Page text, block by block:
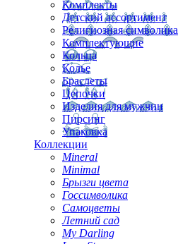
Комплекты
Детский ассортимент
Религиозная символика
Комплектующие
Кольца
Колье
Браслеты
Цепочки
Изделия для мужчин
Пирсинг
Упаковка
Коллекции
Mineral
Minimal
Брызги цвета
Госсимволика
Самоцветы
Летний сад
My Darling